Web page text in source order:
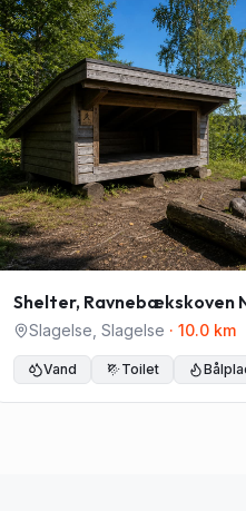
Shelter, Ravnebækskoven
Slagelse Slagelse · 10.0km
Vand Toilet